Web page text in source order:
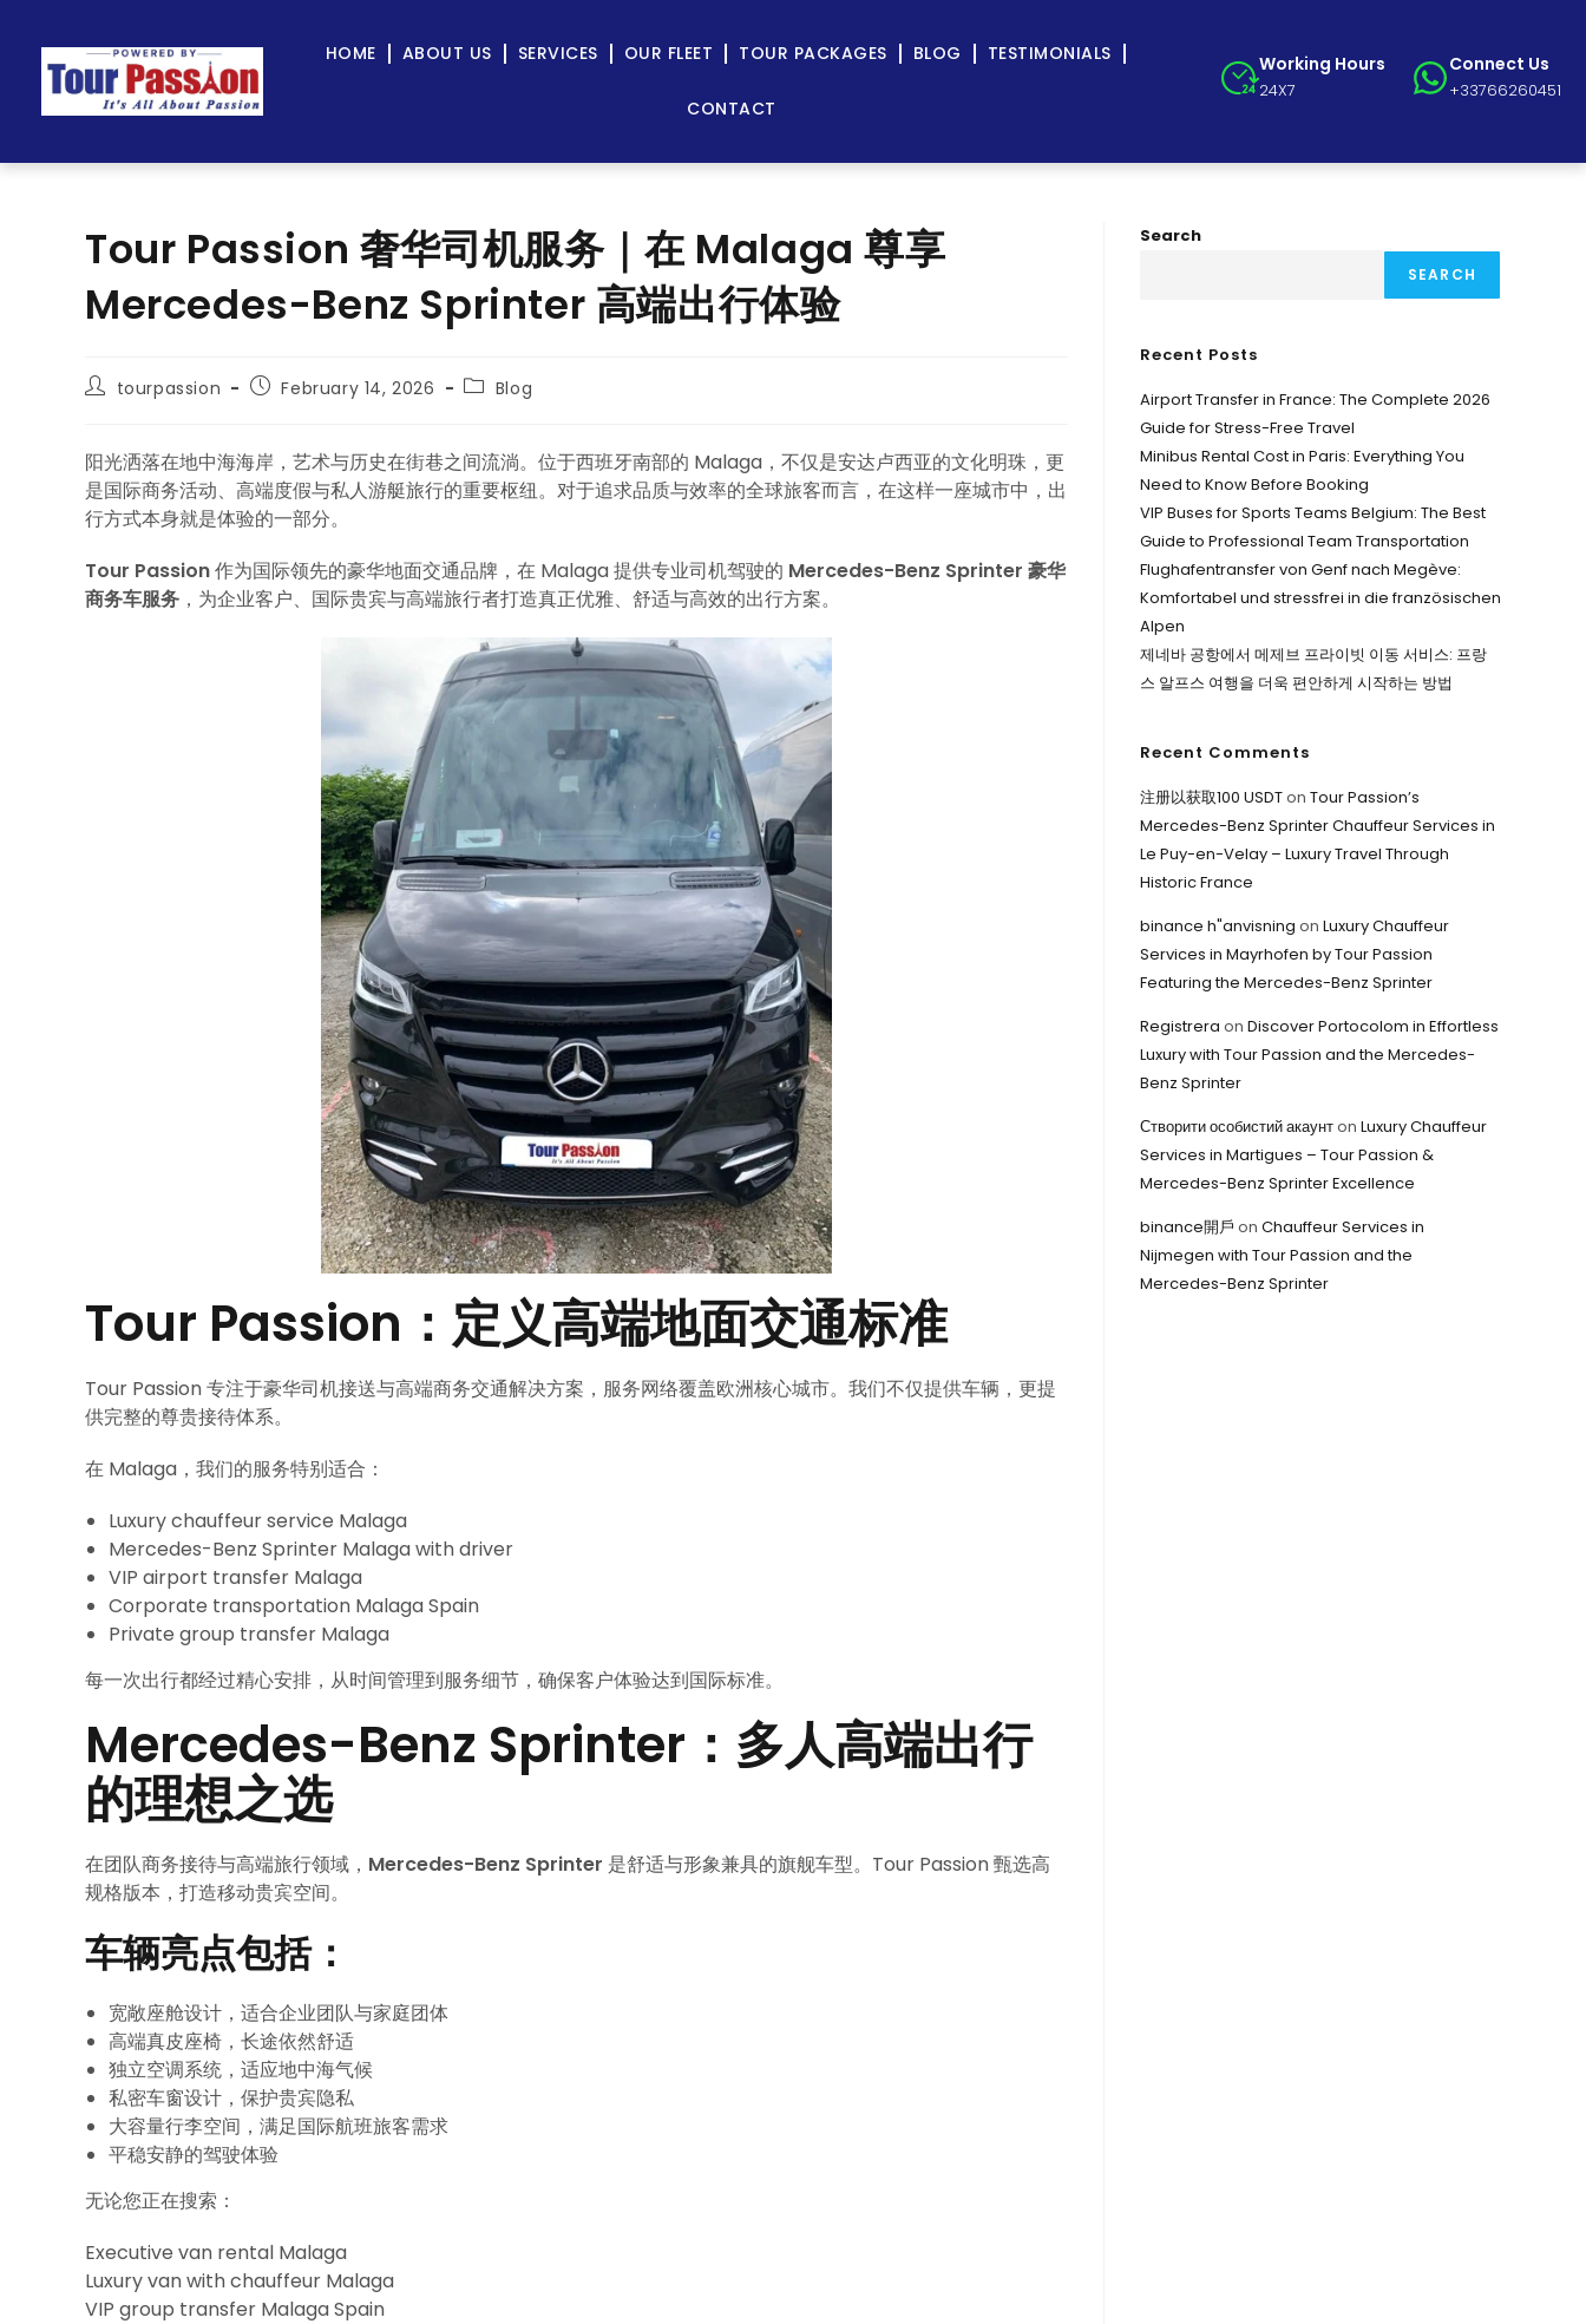
HOME ABOUT US SERVICES OUR FLEET TOUR PACKAGES BLOG TESTIMONIALS
CONTACT
Working Hours
24X7
Connect Us
+33766260451
Tour Passion 奢华司机服务｜在 Malaga 尊享
Mercedes-Benz Sprinter 高端出行体验
tourpassion February 14, 2026 Blog
阳光洒落在地中海海岸，艺术与历史在街巷之间流淌。位于西班牙南部的 Malaga，不仅是安达卢西亚的文化明珠，更
是国际商务活动、高端度假与私人游艇旅行的重要枢纽。对于追求品质与效率的全球旅客而言，在这样一座城市中，出
行方式本身就是体验的一部分。
Tour Passion作为国际领先的豪华地面交通品牌，在 Malaga 提供专业司机驾驶的 Mercedes-Benz Sprinter 豪华
商务车服务 ，为企业客户、国际贵宾与高端旅行者打造真正优雅、舒适与高效的出行方案。
Tour Passion：定义高端地面交通标准
Tour Passion 专注于豪华司机接送与高端商务交通解决方案，服务网络覆盖欧洲核心城市。我们不仅提供车辆，更提
供完整的尊贵接待体系。
在 Malaga，我们的服务特别适合：
Luxury chauffeur service Malaga
Mercedes-Benz Sprinter Malaga with driver
VIP airport transfer Malaga
Corporate transportation Malaga Spain
Private group transfer Malaga
每一次出行都经过精心安排，从时间管理到服务细节，确保客户体验达到国际标准。
Mercedes-Benz Sprinter：多人高端出行
的理想之选
在团队商务接待与高端旅行领域， Mercedes-Benz Sprinter 是舒适与形象兼具的旗舰车型。Tour Passion 甄选高
规格版本，打造移动贵宾空间。
车辆亮点包括：
宽敞座舱设计，适合企业团队与家庭团体
高端真皮座椅，长途依然舒适
独立空调系统，适应地中海气候
私密车窗设计，保护贵宾隐私
大容量行李空间，满足国际航班旅客需求
平稳安静的驾驶体验
无论您正在搜索：
Executive van rental Malaga
Luxury van with chauffeur Malaga
VIP group transfer Malaga Spain
Search
SEARCH
Recent Posts
Airport Transfer in France: The Complete 2026
Guide for Stress-Free Travel
Minibus Rental Cost in Paris: Everything You
Need to Know Before Booking
VIP Buses for Sports Teams Belgium: The Best
Guide to Professional Team Transportation
Flughafentransfer von Genf nach Megève:
Komfortabel und stressfrei in die französischen
Alpen
제네바 공항에서 메제브 프라이빗 이동 서비스: 프랑
스 알프스 여행을 더욱 편안하게 시작하는 방법
Recent Comments
注册以获取100 USDTon Tour Passion’s
Mercedes-Benz Sprinter Chauffeur Services in
Le Puy-en-Velay – Luxury Travel Through
Historic France
binance h"anvisning on Luxury Chauffeur
Services in Mayrhofen by Tour Passion
Featuring the Mercedes-Benz Sprinter
Registrera on Discover Portocolom in Effortless
Luxury with Tour Passion and the Mercedes-
Benz Sprinter
Створити особистий акаунтon Luxury Chauffeur
Services in Martigues – Tour Passion &
Mercedes-Benz Sprinter Excellence
binance開戶 on Chauffeur Services in
Nijmegen with Tour Passion and the
Mercedes-Benz Sprinter